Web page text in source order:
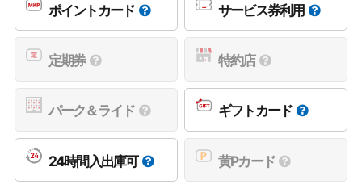
ポイントカード サービス券利用
定期券 特約店
パーク＆ライド ギフトカード
24時間入出庫可 黄Pカード